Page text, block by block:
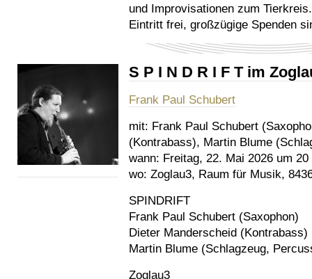
und Improvisationen zum Tierkreis.
Eintritt frei, großzügige Spenden
S P I N D R I F T im
Frank Paul Schubert
mit: Frank Paul Schubert
(Kontrabass), Martin Blume
wann: Freitag, 22. Mai 2026 um 20
wo: Zoglau3, Raum für Musik,
SPINDRIFT
Frank Paul Schubert (Saxophon)
Dieter Manderscheid (Kontrabass)
Martin Blume (Schlagzeug,
Zoglau3